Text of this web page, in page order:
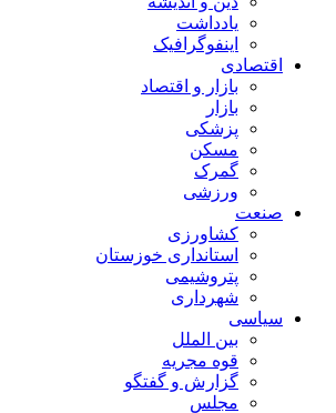
یادداشت
اینفوگرافیک
اقتصادی
بازار و اقتصاد
بازار
پزشکی
مسکن
گمرک
ورزشی
صنعت
کشاورزی
استانداری خوزستان
پتروشیمی
شهرداری
سیاسی
بین الملل
قوه مجریه
گزارش و گفتگو
مجلس